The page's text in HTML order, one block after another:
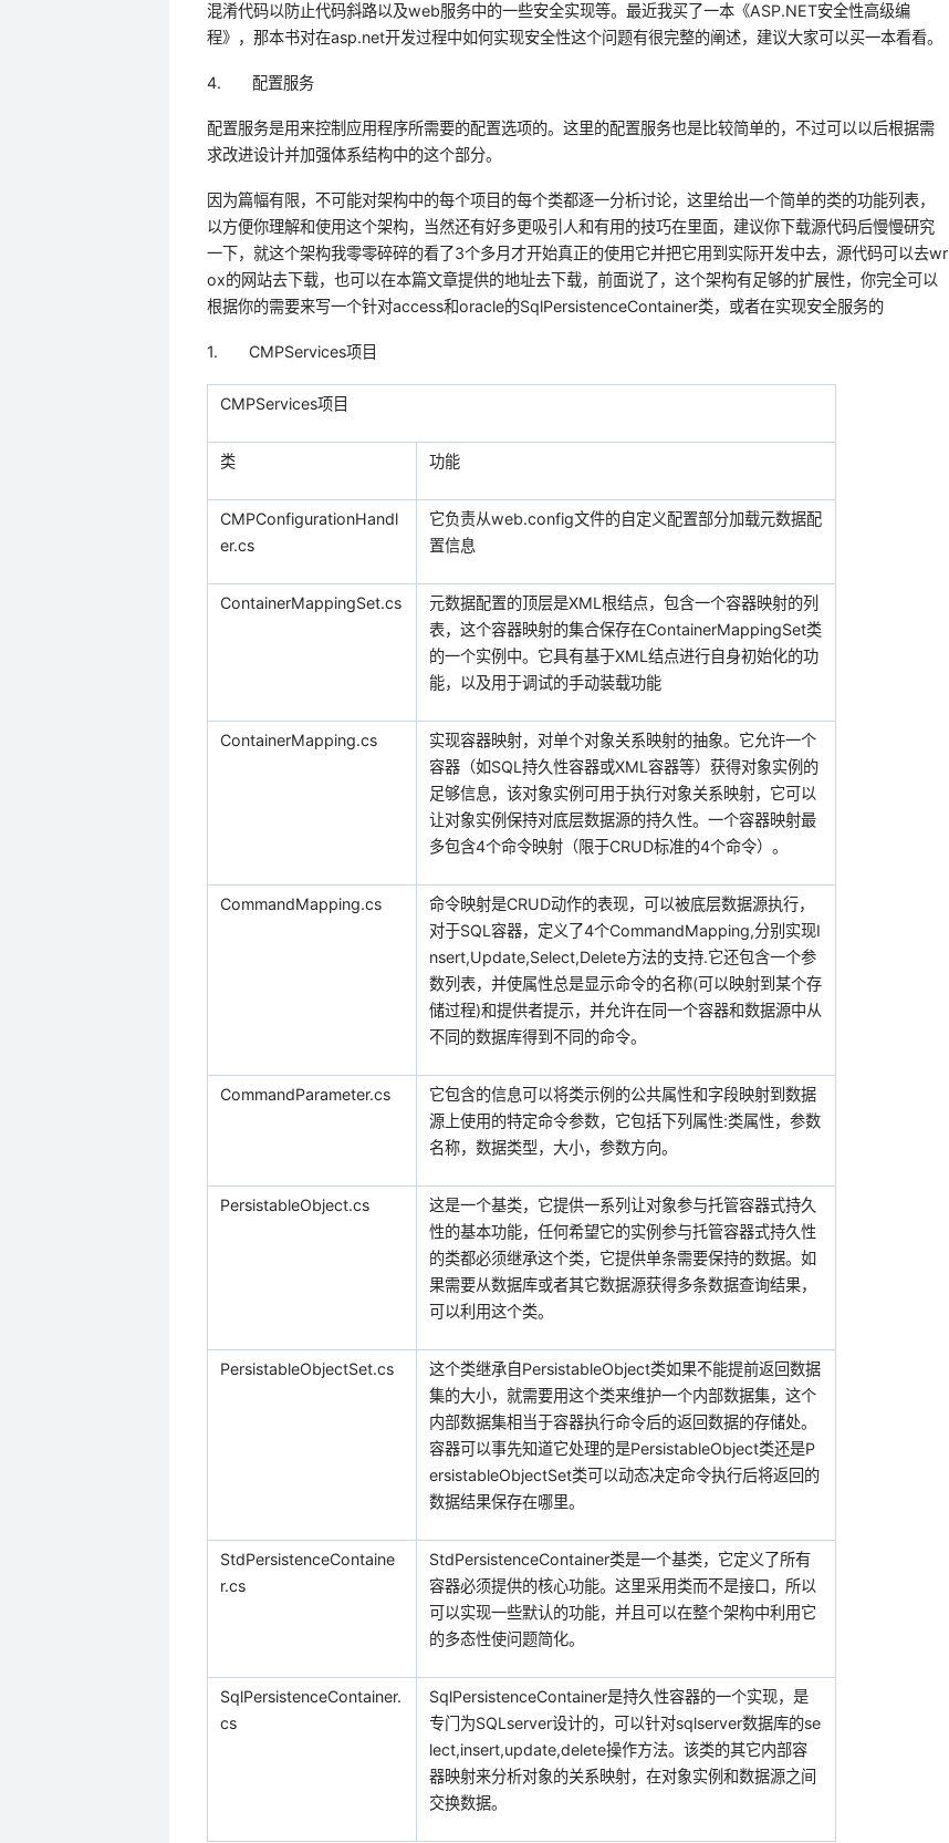
混淆代码以防止代码斜路以及web服务中的一些安全实现等。最近我买了一本《ASP.NET安全性高级编
程》，那本书对在asp.net开发过程中如何实现安全性这个问题有很完整的阐述，建议大家可以买一本看看。
4. 配置服务
配置服务是用来控制应用程序所需要的配置选项的。这里的配置服务也是比较简单的，不过可以以后根据需
求改进设计并加强体系结构中的这个部分。
因为篇幅有限，不可能对架构中的每个项目的每个类都逐一分析讨论，这里给出一个简单的类的功能列表，
以方便你理解和使用这个架构，当然还有好多更吸引人和有用的技巧在里面，建议你下载源代码后慢慢研究
一下，就这个架构我零零碎碎的看了3个多月才开始真正的使用它并把它用到实际开发中去，源代码可以去wr
ox的网站去下载，也可以在本篇文章提供的地址去下载，前面说了，这个架构有足够的扩展性，你完全可以
根据你的需要来写一个针对access和oracle的SqlPersistenceContainer类，或者在实现安全服务的
1. CMPServices项目
CMPServices项目
类 功能
CMPConfigurationHandl
er.cs
它负责从web.config文件的自定义配置部分加载元数据配
置信息
ContainerMappingSet.cs 元数据配置的顶层是XML根结点，包含一个容器映射的列
表，这个容器映射的集合保存在ContainerMappingSet类
的一个实例中。它具有基于XML结点进行自身初始化的功
能，以及用于调试的手动装载功能
ContainerMapping.cs
实现容器映射，对单个对象关系映射的抽象。它允许一个
容器（如SQL持久性容器或XML容器等）获得对象实例的
足够信息，该对象实例可用于执行对象关系映射，它可以
让对象实例保持对底层数据源的持久性。一个容器映射最
多包含4个命令映射（限于CRUD标准的4个命令）。
CommandMapping.cs 命令映射是CRUD动作的表现，可以被底层数据源执行，
对于SQL容器，定义了4个CommandMapping,分别实现I
nsert,Update,Select,Delete方法的支持.它还包含一个参
数列表，并使属性总是显示命令的名称(可以映射到某个存
储过程)和提供者提示，并允许在同一个容器和数据源中从
不同的数据库得到不同的命令。
CommandParameter.cs 它包含的信息可以将类示例 的公共属性和字段映射到数据
源上使用的特定命令参数，它包括下列属性:类属性，参数
名称，数据类型，大小，参数方向。
PersistableObject.cs
这是一个基类，它提供一系列让对象参与托管容器式持久
性的基本功能，任何希望它的实例参与托管容器式持久性
的类都必须继承这个类，它提供单条需要保持的数据。如
果需要从数据库或者其它数据源获得多条数据查询结果，
可以利用这个类。
PersistableObjectSet.cs 这个类继承自PersistableObject类如果不能提前返回数据
集的大小，就需要用这个类来维护一个内部数据集，这个
内部数据集相当于容器执行命令后的返回数据的存储处。
容器可以事先知道它处理的是PersistableObject类还是P
ersistableObjectSet类可以动态决定命令执行后将返回的
数据结果保存在哪里。
StdPersistenceContaine
r.cs
StdPersistenceContainer类是一个基类，它定义了所有
容器必须提供的核心功能。这里采用类而不是接口，所以
可以实现一些默认的功能，并且可以在整个架构中利用它
的多态性使问题简化。
SqlPersistenceContainer.
cs
SqlPersistenceContainer是持久性容器的一个实现，是
专门为SQLserver设计的，可以针对sqlserver数据库的se
lect,insert,update,delete操作方法。该类的其它内部容
器映射来分析对象的关系映射，在对象实例和数据源之间
交换数据。